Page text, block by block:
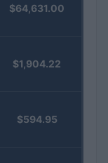
$64,631.00
$1,904.22
$594.95